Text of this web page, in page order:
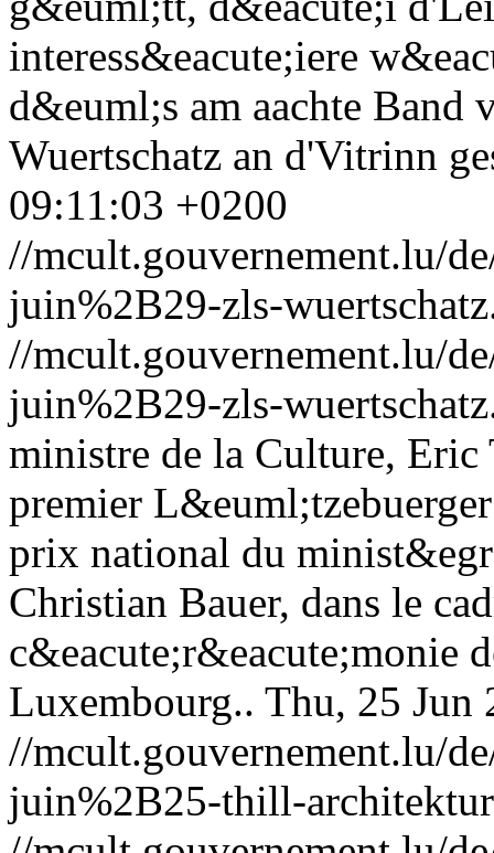
interess&eacute;iere
d&euml;s am aachte Band
Wuertschatz an d'Vitrinn
09:11:03 +0200
//mcult.gouvernement.lu/
juin%2B29-zls-
//mcult.gouvernement.lu/
juin%2B29-zls-
ministre de la Culture,
premier
prix national du
Christian Bauer, dans le
c&eacute;r&eacute;monie
Luxembourg.. Thu, 25 Jun
//mcult.gouvernement.lu/
juin%2B25-thill-